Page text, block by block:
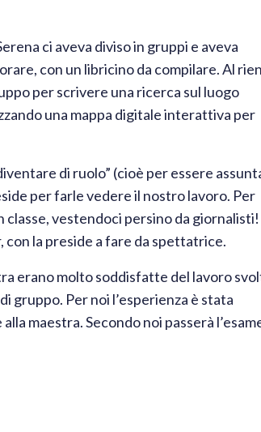
ci aveva diviso in gruppi e aveva
con un libricino da compilare. Al
per scrivere una ricerca sul luogo
una mappa digitale interattiva per
di ruolo” (cioè per essere
per farle vedere il nostro lavoro. Per
classe, vestendoci persino da giornalisti!
la preside a fare da spettatrice.
erano molto soddisfatte del lavoro
gruppo. Per noi l’esperienza è stata
maestra. Secondo noi passerà